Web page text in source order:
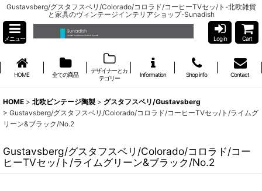
Gustavsberg/グスタフスベリ/Colorado/コロラド/コーヒーTVセッ/ト-北欧雑貨
と家具のヴィンテージインテリアショップ-Sunadish
メニュー Log in Cart
HOME 全ての商品
デザイナーとカ
テゴリー
Information Shop info Contact
HOME > 北欧ビンテージ陶製 > グスタフスベリ/Gustavsberg
> Gustavsberg/グスタフスベリ/Colorado/コロラド/コーヒーTVセッ/ト/ライムグ
リーン&ブラック/No.2
Gustavsberg/グスタフスベリ/Colorado/コロラド/コー
ヒーTVセッ/ト/ライムグリーン&ブラック/No.2